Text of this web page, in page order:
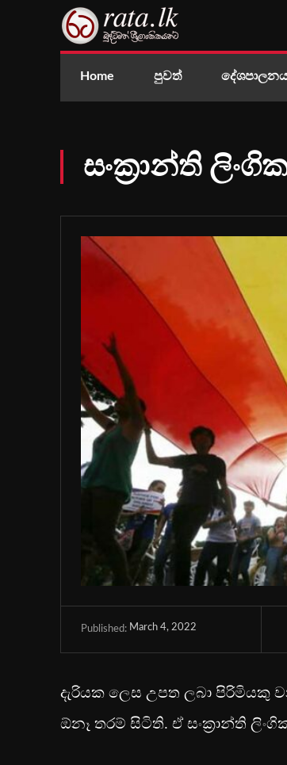
Home පුවත්
සංක්‍රාන්ති
Published: March 4, 2022
දැරියක ලෙස උපත ලබා පිරිමියකු
ඕනෑ තරම් සිටිති. ඒ සංක්‍රාන්ති